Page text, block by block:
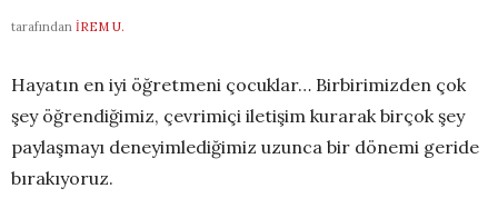
tarafından İREM U.
Hayatın en iyi öğretmeni çocuklar… Birbirimizden çok
şey öğrendiğimiz, çevrimiçi iletişim kurarak birçok şey
paylaşmayı deneyimlediğimiz uzunca bir dönemi geride
bırakıyoruz.